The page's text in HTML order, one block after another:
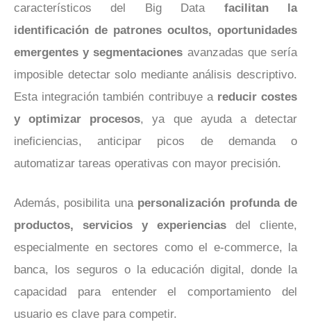
característicos del Big Data facilitan la
identificación de patrones ocultos, oportunidades
emergentes y segmentaciones avanzadas que sería
imposible detectar solo mediante análisis descriptivo.
Esta integración también contribuye a reducir costes
y optimizar procesos, ya que ayuda a detectar
ineficiencias, anticipar picos de demanda o
automatizar tareas operativas con mayor precisión.
Además, posibilita una personalización profunda de
productos, servicios y experiencias del cliente,
especialmente en sectores como el e-commerce, la
banca, los seguros o la educación digital, donde la
capacidad para entender el comportamiento del
usuario es clave para competir.